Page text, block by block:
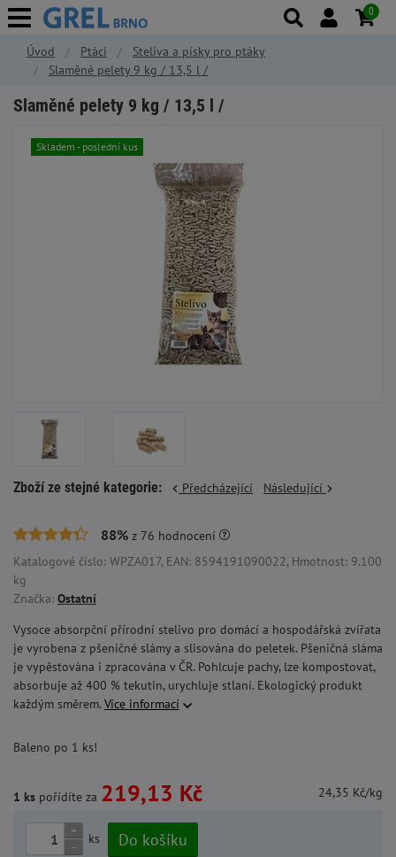
Úvod Ptáci
Steliva a písky pro ptáky
Slaměné pelety 9 kg / 13,5 l /
Slaměné pelety 9 kg / 13,5 l /
Skladem - poslední kus
Zboží ze stejné kategorie: Předcházející Následující
88% z 76 hodnocení
Katalogové číslo: WPZA017, EAN: 8594191090022, Hmotnost: 9.100
kg
Značka: Ostatní
Vysoce absorpční přírodní stelivo pro domácí a hospodářská zvířata
je vyrobena z pšeničné slámy a slisována do peletek. Pšeničná sláma
je vypěstována i zpracována v ČR. Pohlcuje pachy, lze kompostovat,
absorbuje až 400 % tekutin, urychluje stlaní. Ekologický produkt
každým směrem. Více informací
Baleno po 1 ks!
1 ks pořídíte za 219,13 Kč 24,35 Kč/kg
+
-
ks Do košíku
0